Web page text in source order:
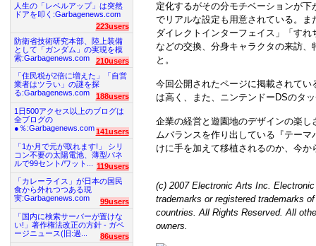
定化するがその分モチベーションが
でリアルな設定も用意されている。
ダイレクトインターフェイス」「す
などの交換、分身キャラクタの来訪
と。
今回公開されたページに掲載されて
は高く、また、ニンテンドーDSのタ
企業の経営と遊園地のデザインの楽
ムバランスを作り出している『テー
けに手を加えて移植されるのか、今か
(c) 2007 Electronic Arts Inc.
trademarks or registered trademarks
countries. All Rights Reserved. All
owners.
人生の「レベルアップ」は突然
ドアを叩く:Garbagenews.com
223users
防衛省技術研究本部、陸上装備
として「ガンダム」の実現を模
索:Garbagenews.com
210users
「住民税が2倍に増えた」「自営
業者はツラい」の謎を探
る:Garbagenews.com
188users
1日500アクセス以上のブログは
全ブログの
●％:Garbagenews.com 141users
「1か月で元が取れます!」 シリ
コン不要の太陽電池、薄型パネ
ルで99セント/ワット...
119users
「カレーライス」が日本の国民
食から外れつつある現
実:Garbagenews.com
99users
「国内に検索サーバーが置けな
い!」著作権法改正の方針 - ガベ
ージニュース(旧:過...
86users